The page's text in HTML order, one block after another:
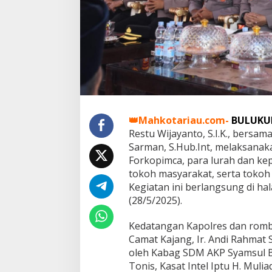
/
B
l
k
G
e
l
a
l
a
a
h
B
r
s
a
👑Mahkotariau.com-
Restu Wijayanto, S.I.K.,
Sarman, S.Hub.Int,
Forkopimca, para lurah dan
tokoh masyarakat, serta tokoh
Kegiatan ini berlangsung di
(28/5/2025).
Kedatangan Kapolres dan
Camat Kajang, Ir. Andi
oleh Kabag SDM AKP Syamsul
Tonis, Kasat Intel Iptu H.